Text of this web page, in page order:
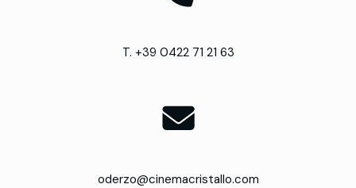
T. +39 0422 71 21 63
oderzo@cinemacristallo.com